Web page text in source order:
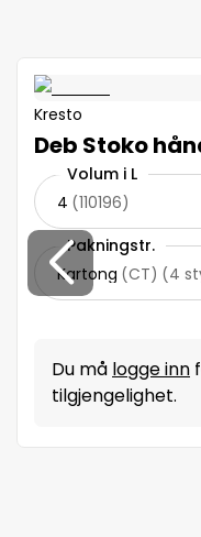
Kresto
Deb Stoko
Volum i L
4 (110196)
Pakningstr.
Kartong (CT) (4
Du må logge inn
tilgjengelighet.